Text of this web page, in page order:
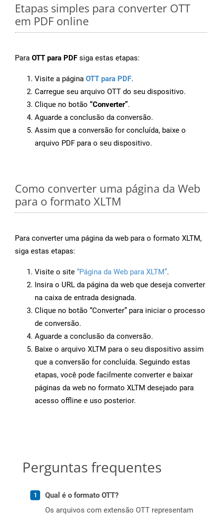
Etapas simples para converter OTT
em PDF online
Para OTT para PDF siga estas etapas:
Visite a página OTT para PDF.
Carregue seu arquivo OTT do seu dispositivo.
Clique no botão “Converter”.
Aguarde a conclusão da conversão.
Assim que a conversão for concluída, baixe o
arquivo PDF para o seu dispositivo.
Como converter uma página da Web
para o formato XLTM
Para converter uma página da web para o formato XLTM,
siga estas etapas:
Visite o site “Página da Web para XLTM”.
Insira o URL da página da web que deseja converter
na caixa de entrada designada.
Clique no botão “Converter” para iniciar o processo
de conversão.
Aguarde a conclusão da conversão.
Baixe o arquivo XLTM para o seu dispositivo assim
que a conversão for concluída. Seguindo estas
etapas, você pode facilmente converter e baixar
páginas da web no formato XLTM desejado para
acesso offline e uso posterior.
Perguntas frequentes
Qual é o formato OTT?
Os arquivos com extensão OTT representam